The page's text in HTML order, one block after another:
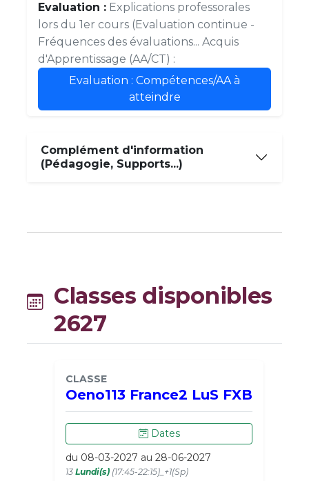
Evaluation : Explications professorales
lors du 1er cours (Evaluation continue -
Fréquences des évaluations... Acquis
d'Apprentissage (AA/CT) :
Evaluation : Compétences/AA à
atteindre
Complément d'information
(Pédagogie, Supports...)
Classes disponibles
2627
CLASSE
Oeno113 France2 LuS FXB
Dates
du 08-03-2027 au 28-06-2027
13 Lundi(s) (17:45-22:15)_+1(Sp)